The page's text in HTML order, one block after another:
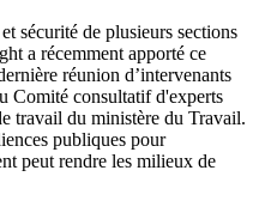
sécurité de plusieurs sections
a récemment apporté ce
réunion d’intervenants
Comité consultatif d'experts
travail du ministère du Travail.
publiques pour
peut rendre les milieux de